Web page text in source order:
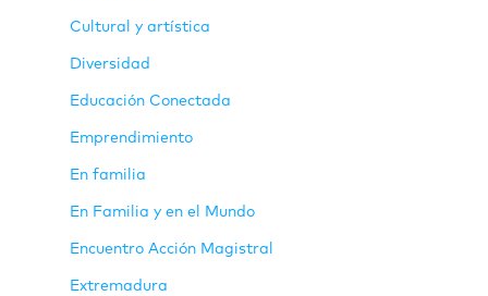
Cultural y artística
Diversidad
Educación Conectada
Emprendimiento
En familia
En Familia y en el Mundo
Encuentro Acción Magistral
Extremadura